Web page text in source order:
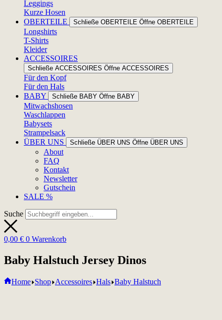
Leggings
Kurze Hosen
OBERTEILE
Schließe OBERTEILE Öffne OBERTEILE
Longshirts
T-Shirts
Kleider
ACCESSOIRES
Schließe ACCESSOIRES Öffne ACCESSOIRES
Für den Kopf
Für den Hals
BABY
Schließe BABY Öffne BABY
Mitwachshosen
Waschlappen
Babysets
Strampelsack
ÜBER UNS
Schließe ÜBER UNS Öffne ÜBER UNS
About
FAQ
Kontakt
Newsletter
Gutschein
SALE %
Suche
0,00 € 0 Warenkorb
Baby Halstuch Jersey Dinos
Home Shop Accessoires Hals Baby Halstuch